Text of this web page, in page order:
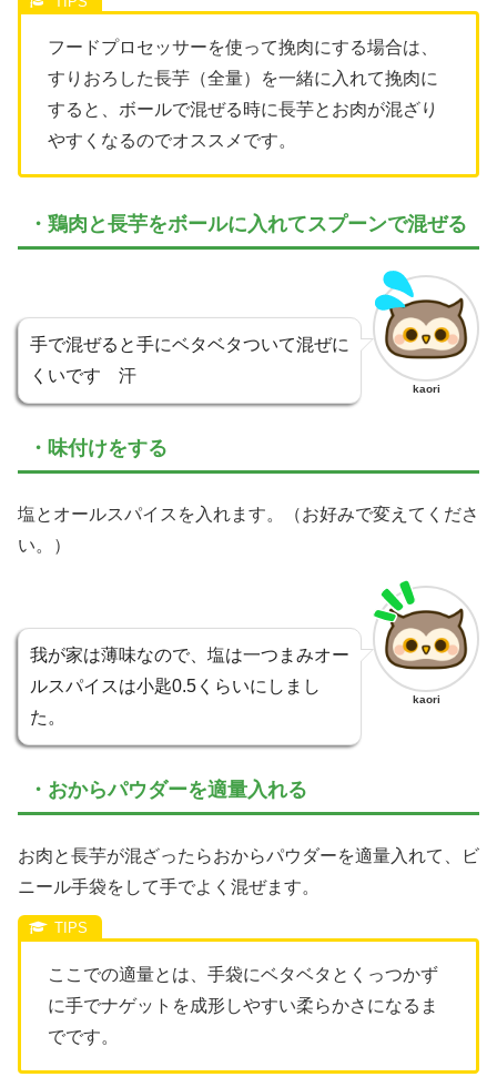
フードプロセッサーを使って挽肉にする場合は、
すりおろした長芋（全量）を一緒に入れて挽肉に
すると、ボールで混ぜる時に長芋とお肉が混ざり
やすくなるのでオススメです。
・鶏肉と長芋をボールに入れてスプーンで混ぜる
手で混ぜると手にベタベタついて混ぜに
くいです 汗
kaori
・味付けをする
塩とオールスパイスを入れます。（お好みで変えてくださ
い。）
我が家は薄味なので、塩は一つまみオー
ルスパイスは小匙0.5くらいにしまし
た。
kaori
・おからパウダーを適量入れる
お肉と長芋が混ざったらおからパウダーを適量入れて、ビ
ニール手袋をして手でよく混ぜます。
ここでの適量とは、手袋にベタベタとくっつかず
に手でナゲットを成形しやすい柔らかさになるま
でです。